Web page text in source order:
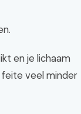
en je lichaam
feite veel minder